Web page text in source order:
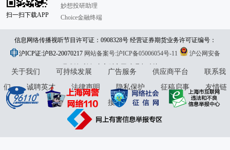
扫一扫下载APP
妙想投研助理
Choice金融终端
信息网络传播视听节目许可证：0908328号 经营证券期货业务许可证编号：
913101046312860336 违法和不良信息举报:021-61278686 举报邮箱：
jubao@eastmoney.com
沪ICP证:沪B2-20070217 网站备案号:沪ICP备05006054号-11
沪公网安备
31010402000120号版权所有:东方财富网意见与建议:4000300059/952500
关于我们 可持续发展 广告服务 供应商平台
联系我
们
诚聘英才 法律声明 隐私保护 征稿启事
友情链
接